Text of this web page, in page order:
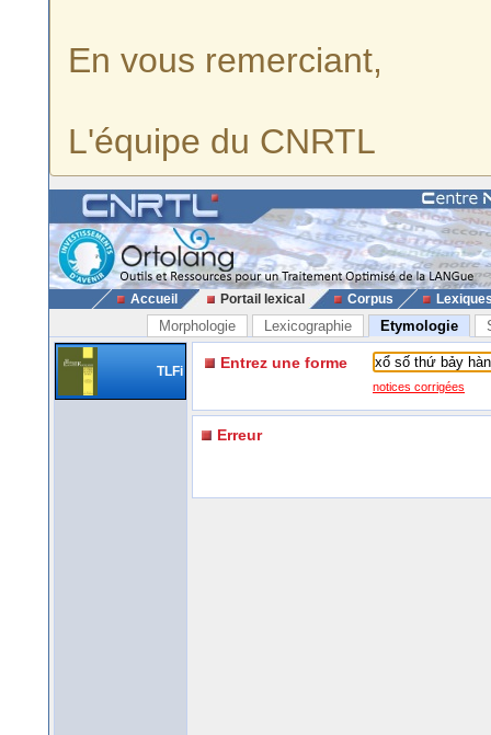
En vous remerciant,
L'équipe du CNRTL
Accueil Portail lexical Corpus
Morphologie Lexicographie Etymologie
TLFi Entrez une forme
notices corrigées
Erreur